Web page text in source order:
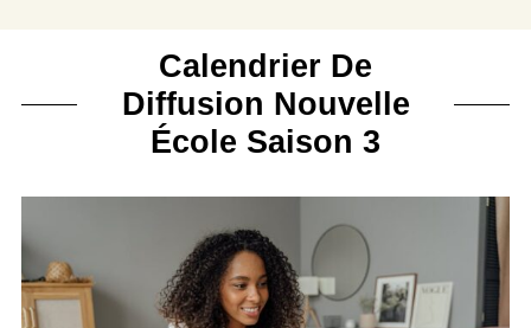
Calendrier De
Diffusion Nouvelle
École Saison 3